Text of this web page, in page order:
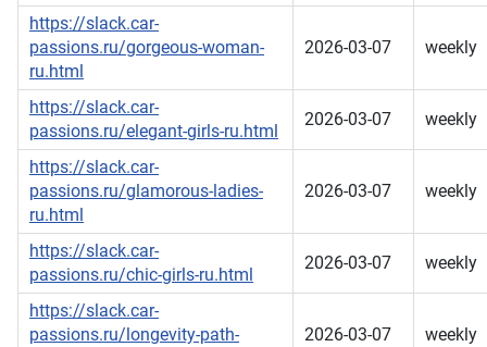
https://slack.car-
passions.ru/gorgeous-woman-
ru.html
2026-03-07 weekly
https://slack.car-
passions.ru/elegant-girls-ru.html
2026-03-07 weekly
https://slack.car-
passions.ru/glamorous-ladies-
ru.html
2026-03-07 weekly
https://slack.car-
passions.ru/chic-girls-ru.html
2026-03-07 weekly
https://slack.car-
passions.ru/longevity-path-
2026-03-07 weekly